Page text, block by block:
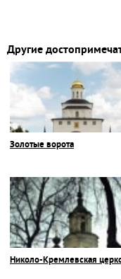
Другие
Золотые ворота
Николо-Кремлевская